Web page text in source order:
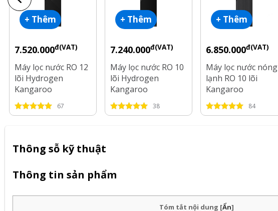
+ Thêm
7.520.000đ(VAT)
Máy lọc nước RO 12
lõi Hydrogen
Kangaroo
KG12S19H3
67
+ Thêm
7.240.000đ(VAT)
Máy lọc nước RO 10
lõi Hydrogen
Kangaroo
KG10S18H3
38
+ Thêm
6.850.000đ(VAT)
Máy lọc nước nóng
lạnh RO 10 lõi
Kangaroo
KG10S16N3
84
Thông sỗ kỹ thuật
Thông tin sản phẩm
Tóm tắt nội dung [Ẩn]